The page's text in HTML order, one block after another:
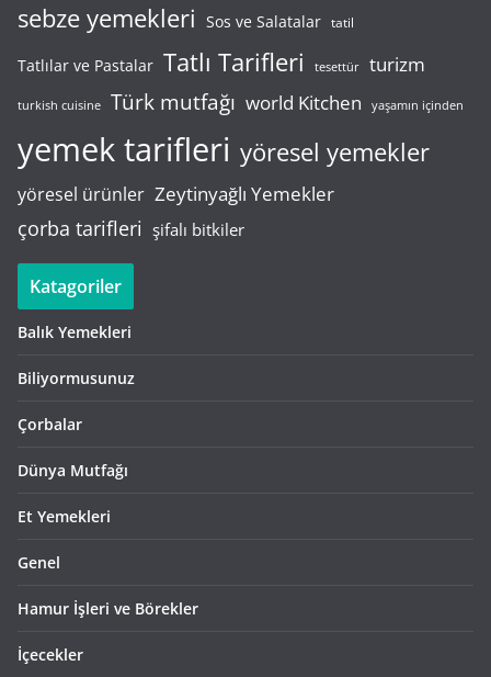
sebze yemekleri Sos ve Salatalar tatil
Tatlılar ve Pastalar Tatlı Tarifleri tesettür turizm
turkish cuisine Türk mutfağı world Kitchen yaşamın içinden
yemek tarifleri yöresel yemekler
yöresel ürünler Zeytinyağlı Yemekler
çorba tarifleri şifalı bitkiler
Katagoriler
Balık Yemekleri
Biliyormusunuz
Çorbalar
Dünya Mutfağı
Et Yemekleri
Genel
Hamur İşleri ve Börekler
İçecekler